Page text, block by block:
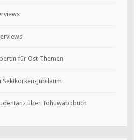
für Ost-Themen
Sektkorken-Jubiläum
über Tohuwabobuch